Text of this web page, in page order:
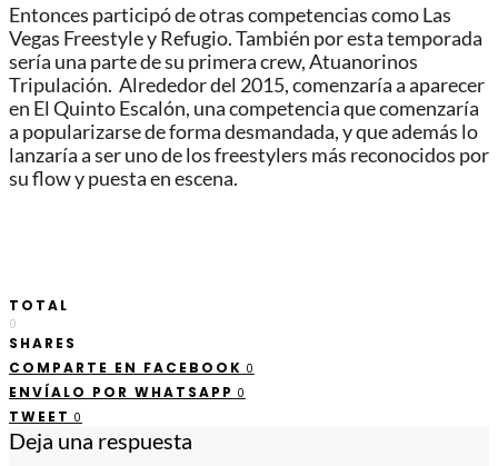
Entonces participó de otras competencias como Las
Vegas Freestyle y Refugio. También por esta temporada
sería una parte de su primera crew, Atuanorinos
Tripulación. Alrededor del 2015, comenzaría a aparecer
en El Quinto Escalón, una competencia que comenzaría
a popularizarse de forma desmandada, y que además lo
lanzaría a ser uno de los freestylers más reconocidos por
su flow y puesta en escena.
TOTAL
0
SHARES
COMPARTE EN FACEBOOK 0
ENVÍALO POR WHATSAPP 0
TWEET 0
Deja una respuesta